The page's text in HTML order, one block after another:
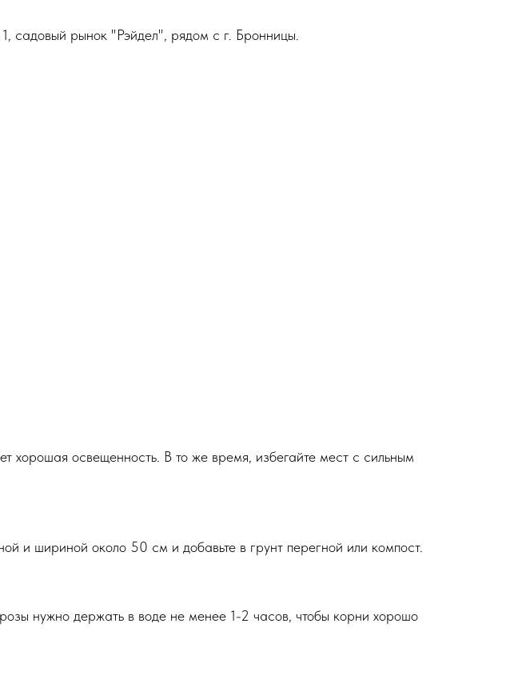
садовый рынок "Рэйдел", рядом с г. Бронницы.
хорошая освещенность. В то же время, избегайте мест с сильным
и шириной около 50 см и добавьте в грунт перегной или компост.
нужно держать в воде не менее 1-2 часов, чтобы корни хорошо